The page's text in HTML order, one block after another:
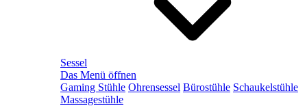
Sessel
Das Menü öffnen
Gaming Stühle Ohrensessel Bürostühle Schaukelstühle
Massagestühle